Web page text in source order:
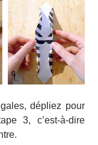
dépliez pour
3, c’est-à-dire